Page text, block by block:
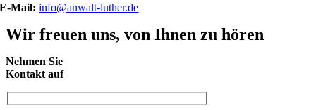
E-Mail: info@anwalt-luther.de
Wir freuen uns, von Ihnen zu hören
Nehmen Sie
Kontakt auf